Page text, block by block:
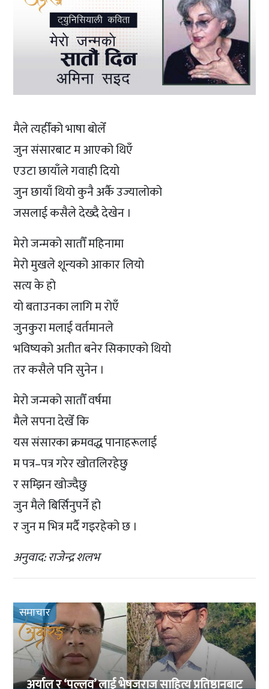
मैले त्यहीँको भाषा बोलेँ
जुन संसारबाट म आएको थिएँ
एउटा छायाँले गवाही दियो
जुन छायाँ थियो कुनै अर्कै उज्यालोको
जसलाई कसैले देख्दै देखेन ।
मेरो जन्मको सातौँ महिनामा
मेरो मुखले शून्यको आकार लियो
सत्य के हो
यो बताउनका लागि म रोएँ
जुनकुरा मलाई वर्तमानले
भविष्यको अतीत बनेर सिकाएको थियो
तर कसैले पनि सुनेन ।
मेरो जन्मको सातौँ वर्षमा
मैले सपना देखेँ कि
यस संसारका क्रमवद्ध पानाहरूलाई
म पत्र–पत्र गरेर खोतलिरहेछु
र सम्झिन खोज्दैछु
जुन मैले बिर्सिनुपर्ने हो
र जुन म भित्र मर्दै गइरहेको छ ।
अनुवाद: राजेन्द्र शलभ
समाचार
अर्याल र ‘पल्लव’ लाई भेषजराज साहित्य प्रतिष्ठानबाट